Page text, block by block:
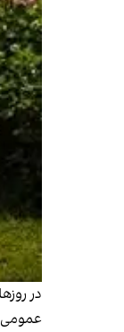
در
عمومی